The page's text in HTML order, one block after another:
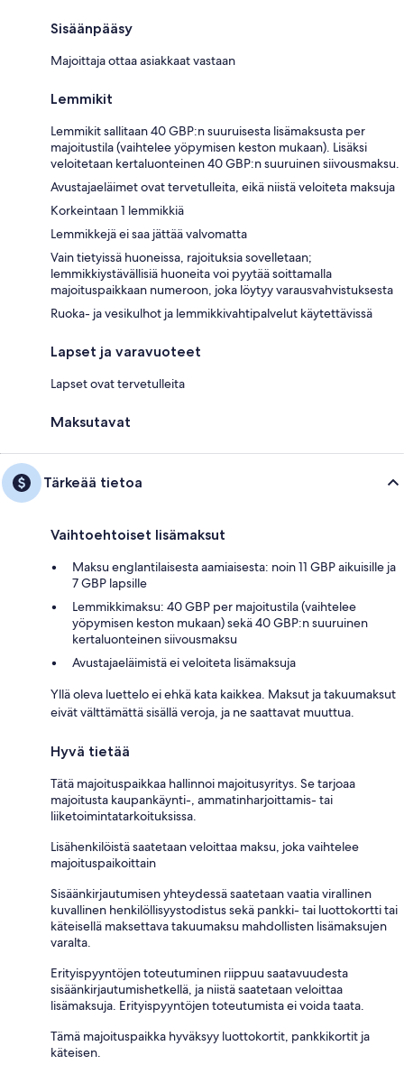
Sisäänpääsy
Majoittaja ottaa asiakkaat vastaan
Lemmikit
Lemmikit sallitaan 40 GBP:n suuruisesta lisämaksusta per
majoitustila (vaihtelee yöpymisen keston mukaan). Lisäksi
veloitetaan kertaluonteinen 40 GBP:n suuruinen siivousmaksu.
Avustajaeläimet ovat tervetulleita, eikä niistä veloiteta maksuja
Korkeintaan 1 lemmikkiä
Lemmikkejä ei saa jättää valvomatta
Vain tietyissä huoneissa, rajoituksia sovelletaan;
lemmikkiystävällisiä huoneita voi pyytää soittamalla
majoituspaikkaan numeroon, joka löytyy varausvahvistuksesta
Ruoka- ja vesikulhot ja lemmikkivahtipalvelut käytettävissä
Lapset ja varavuoteet
Lapset ovat tervetulleita
Maksutavat
Tärkeää tietoa
Vaihtoehtoiset lisämaksut
Maksu englantilaisesta aamiaisesta: noin 11 GBP aikuisille ja
7 GBP lapsille
Lemmikkimaksu: 40 GBP per majoitustila (vaihtelee
yöpymisen keston mukaan) sekä 40 GBP:n suuruinen
kertaluonteinen siivousmaksu
Avustajaeläimistä ei veloiteta lisämaksuja
Yllä oleva luettelo ei ehkä kata kaikkea. Maksut ja takuumaksut
eivät välttämättä sisällä veroja, ja ne saattavat muuttua.
Hyvä tietää
Tätä majoituspaikkaa hallinnoi majoitusyritys. Se tarjoaa
majoitusta kaupankäynti-, ammatinharjoittamis- tai
liiketoimintatarkoituksissa.
Lisähenkilöistä saatetaan veloittaa maksu, joka vaihtelee
majoituspaikoittain
Sisäänkirjautumisen yhteydessä saatetaan vaatia virallinen
kuvallinen henkilöllisyystodistus sekä pankki- tai luottokortti tai
käteisellä maksettava takuumaksu mahdollisten lisämaksujen
varalta.
Erityispyyntöjen toteutuminen riippuu saatavuudesta
sisäänkirjautumishetkellä, ja niistä saatetaan veloittaa
lisämaksuja. Erityispyyntöjen toteutumista ei voida taata.
Tämä majoituspaikka hyväksyy luottokortit, pankkikortit ja
käteisen.